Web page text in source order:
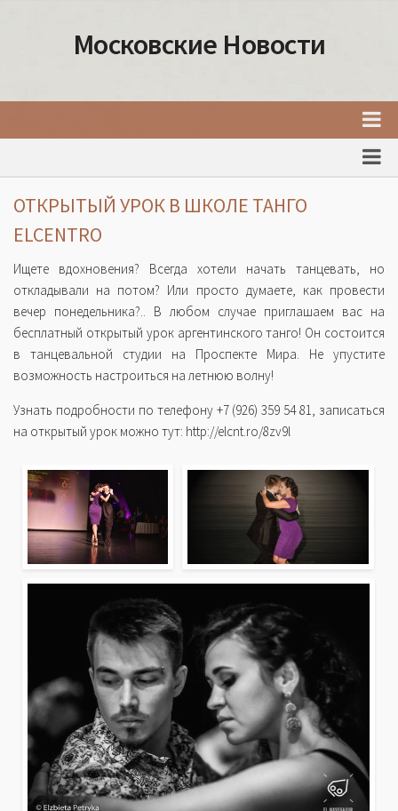
Московские Новости
Факты о Москве
Москва
Товары и услуги Москвы
ОТКРЫТЫЙ УРОК В ШКОЛЕ ТАНГО
ELCENTRO
Ищете вдохновения? Всегда хотели начать танцевать, но
откладывали на потом? Или просто думаете, как провести
вечер понедельника?.. В любом случае приглашаем вас на
бесплатный открытый урок аргентинского танго! Он состоится
в танцевальной студии на Проспекте Мира. Не упустите
возможность настроиться на летнюю волну!
Узнать подробности по телефону +7 (926) 359 54 81, записаться
на открытый урок можно тут: http://elcnt.ro/8zv9l